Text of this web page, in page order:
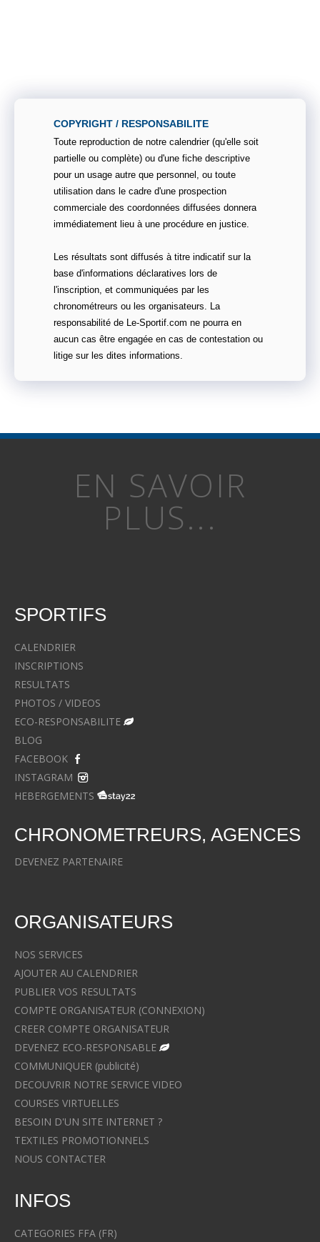
COPYRIGHT / RESPONSABILITE
Toute reproduction de notre calendrier (qu'elle soit
partielle ou complète) ou d'une fiche descriptive
pour un usage autre que personnel, ou toute
utilisation dans le cadre d'une prospection
commerciale des coordonnées diffusées donnera
immédiatement lieu à une procédure en justice.
Les résultats sont diffusés à titre indicatif sur la
base d'informations déclaratives lors de
l'inscription, et communiquées par les
chronométreurs ou les organisateurs. La
responsabilité de Le-Sportif.com ne pourra en
aucun cas être engagée en cas de contestation ou
litige sur les dites informations.
EN SAVOIR
PLUS...
SPORTIFS
CALENDRIER
INSCRIPTIONS
RESULTATS
PHOTOS / VIDEOS
ECO-RESPONSABILITE
BLOG
FACEBOOK
INSTAGRAM
HEBERGEMENTS
CHRONOMETREURS, AGENCES
DEVENEZ PARTENAIRE
ORGANISATEURS
NOS SERVICES
AJOUTER AU CALENDRIER
PUBLIER VOS RESULTATS
COMPTE ORGANISATEUR (CONNEXION)
CREER COMPTE ORGANISATEUR
DEVENEZ ECO-RESPONSABLE
COMMUNIQUER (publicité)
DECOUVRIR NOTRE SERVICE VIDEO
COURSES VIRTUELLES
BESOIN D'UN SITE INTERNET ?
TEXTILES PROMOTIONNELS
NOUS CONTACTER
INFOS
CATEGORIES FFA (FR)